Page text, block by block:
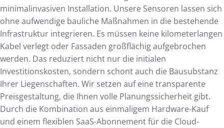
minimalinvasiven Installation. Unsere Sensoren lassen sich
ohne aufwendige bauliche Maßnahmen in die bestehende
Infrastruktur integrieren. Es müssen keine kilometerlangen
Kabel verlegt oder Fassaden großflächig aufgebrochen
werden. Das reduziert nicht nur die initialen
Investitionskosten, sondern schont auch die Bausubstanz
Ihrer Liegenschaften. Wir setzen auf eine transparente
Preisgestaltung, die Ihnen volle Planungssicherheit gibt.
Durch die Kombination aus einmaligem Hardware-Kauf
und einem flexiblen SaaS-Abonnement für die Cloud-